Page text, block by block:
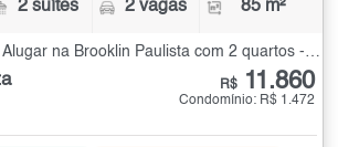
2 suítes 2 vagas 85 m²
R$ 11.860
Condomínio: R$ 1.472